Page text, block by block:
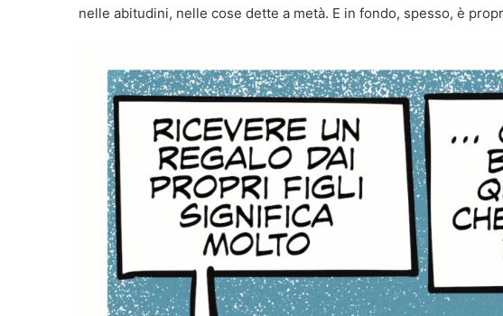
nelle abitudini, nelle cose dette a metà. E in fondo, spesso, è